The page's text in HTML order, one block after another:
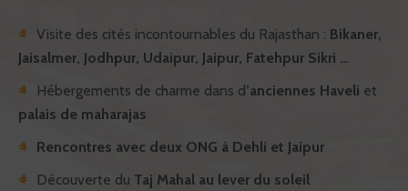
Visite des cités incontournables du Rajasthan : Bikaner,
Jaisalmer, Jodhpur, Udaipur, Jaipur, Fatehpur Sikri …
Hébergements de charme dans d’anciennes Haveli et
palais de maharajas
Rencontres avec deux ONG à Dehli et Jaipur
Découverte du Taj Mahal au lever du soleil